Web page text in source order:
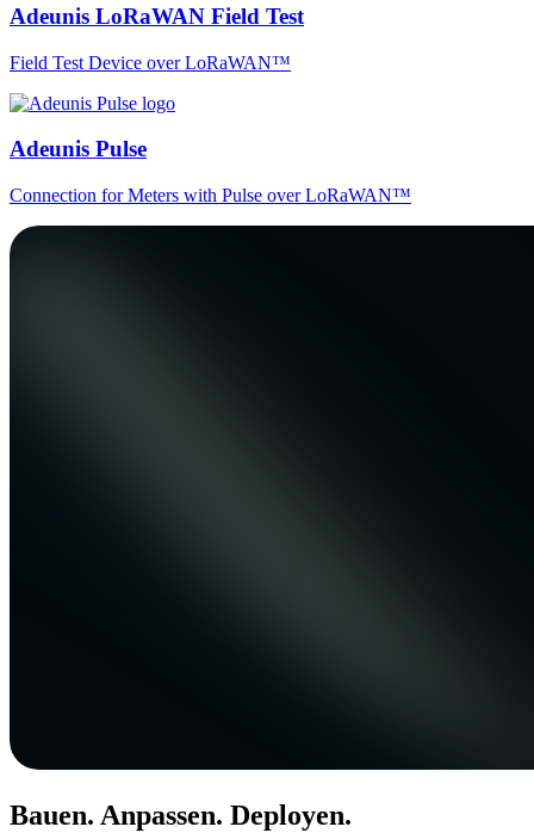
Adeunis LoRaWAN Field Test
Field Test Device over LoRaWAN™
Adeunis Pulse
Connection for Meters with Pulse over LoRaWAN™
Bauen. Anpassen. Deployen.